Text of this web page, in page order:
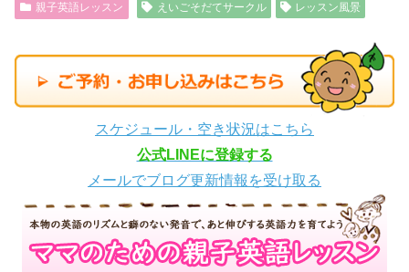
親子英語レッスン えいごそだてサークル レッスン風景
スケジュール・空き状況はこちら
公式LINEに登録する
メールでブログ更新情報を受け取る